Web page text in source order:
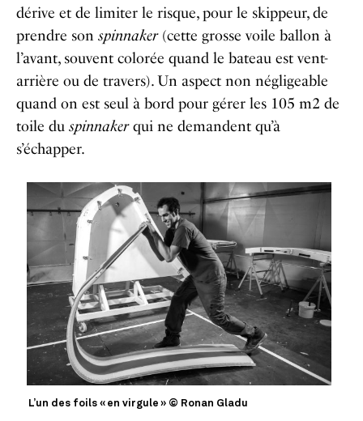
dérive et de limiter le risque, pour le skippeur, de
prendre son spinnaker (cette grosse voile ballon à
l’avant, souvent colorée quand le bateau est vent-
arrière ou de travers). Un aspect non négligeable
quand on est seul à bord pour gérer les 105 m2 de
toile du spinnakerqui ne demandent qu’à
s’échapper.
L’un des foils « en virgule » © Ronan Gladu